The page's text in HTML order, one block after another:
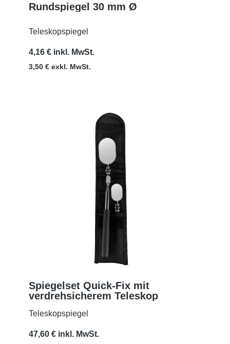
Rundspiegel 30 mm Ø
Teleskopspiegel
4,16 € inkl. MwSt.
3,50 € exkl. MwSt.
MEHR
Spiegelset Quick-Fix mit
verdrehsicherem Teleskop
Teleskopspiegel
47,60 € inkl. MwSt.